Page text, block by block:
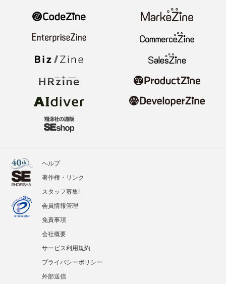
ヘルプ
著作権・リンク
スタッフ募集!
会員情報管理
免責事項
会社概要
サービス利用規約
プライバシーポリシー
外部送信